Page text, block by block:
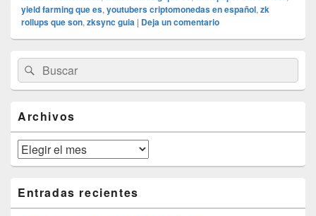
yield farming que es, youtubers criptomonedas en español, zk
rollups que son, zksync guia | Deja un comentario
área
de
widget
lateral
primaria
Buscar
por:
Buscar
Archivos
Archivos
Entradas recientes